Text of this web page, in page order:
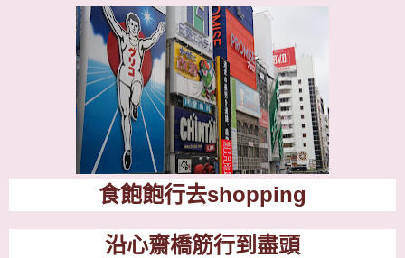
食飽飽行去shopping
沿心齋橋筋行到盡頭